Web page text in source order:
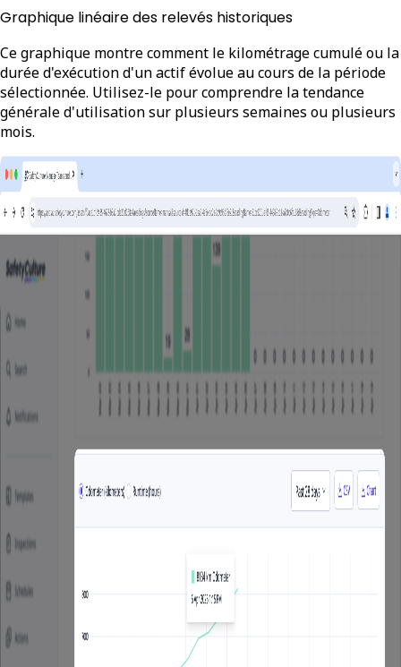
Graphique linéaire des relevés historiques
Ce graphique montre comment le kilométragecumuléou la
durée d'exécution d'un actif évolue au cours de la période
sélectionnée. Utilisez-le pour comprendre la tendance
générale d'utilisation sur plusieurs semaines ou plusieurs
mois.